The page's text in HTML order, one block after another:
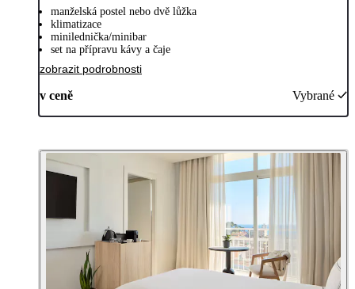
manželská postel nebo dvě lůžka
klimatizace
minilednička/minibar
set na přípravu kávy a čaje
zobrazit podrobnosti
v ceně Vybrané